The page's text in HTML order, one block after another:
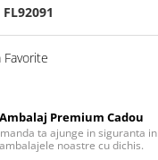
FL92091
Favorite
Ambalaj Premium Cadou
ta ajunge in siguranta in
ambalajele noastre cu dichis.